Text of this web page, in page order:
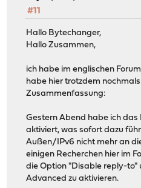
#11
Hallo Bytechanger,
Hallo Zusammen,
ich habe im englischen
habe hier trotzdem
Zusammenfassung:
Gestern Abend habe ich
aktiviert, was sofort dazu
Außen/IPv6 nicht mehr an
einigen Recherchen hier im
die Option "Disable reply-to"
Advanced zu aktivieren.